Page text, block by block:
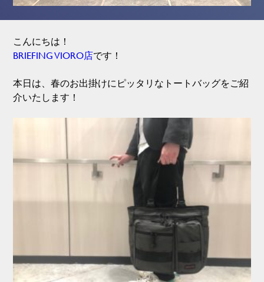
こんにちは！
BRIEFING VIORO店です！
本日は、春のお出掛けにピッタリなトートバッグをご紹
介いたします！